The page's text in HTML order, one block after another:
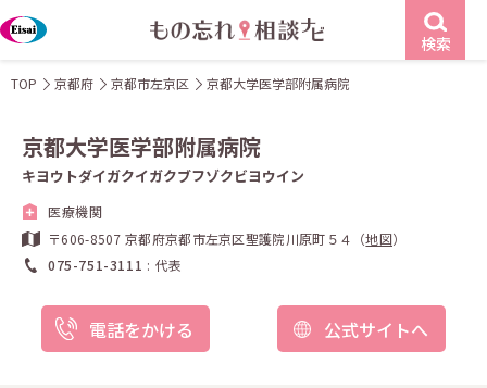
検索
TOP 京都府 京都市左京区 京都大学医学部附属病院
京都大学医学部附属病院
キヨウトダイガクイガクブフゾクビヨウイン
医療機関
〒606-8507 京都府京都市左京区聖護院川原町５４（地図）
075-751-3111
代表
電話をかける 公式サイトへ